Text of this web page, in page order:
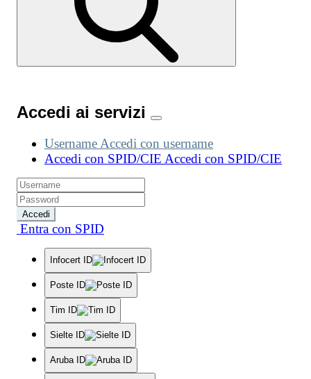
Accedi ai servizi
Username Accedi con username
Accedi con SPID/CIE Accedi con SPID/CIE
Accedi
Entra con SPID
Infocert ID
Poste ID
Tim ID
Sielte ID
Aruba ID